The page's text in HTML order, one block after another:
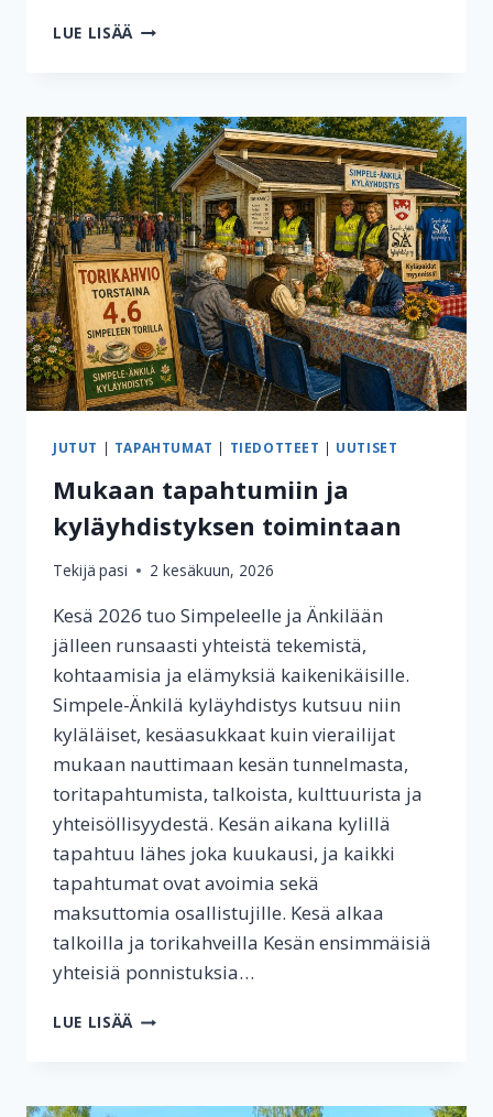
LUE LISÄÄ KESÄN
LAHJAIDEOITA
HIITOLANJOEN
KOSKIKAHVILASTA
JUTUT | TAPAHTUMAT | TIEDOTTEET | UUTISET
Mukaan tapahtumiin ja
kyläyhdistyksen toimintaan
Tekijä pasi 2 kesäkuun, 2026
Kesä 2026 tuo Simpeleelle ja Änkilään
jälleen runsaasti yhteistä tekemistä,
kohtaamisia ja elämyksiä kaikenikäisille.
Simpele-Änkilä kyläyhdistys kutsuu niin
kyläläiset, kesäasukkaat kuin vierailijat
mukaan nauttimaan kesän tunnelmasta,
toritapahtumista, talkoista, kulttuurista ja
yhteisöllisyydestä. Kesän aikana kylillä
tapahtuu lähes joka kuukausi, ja kaikki
tapahtumat ovat avoimia sekä
maksuttomia osallistujille. Kesä alkaa
talkoilla ja torikahveilla Kesän ensimmäisiä
yhteisiä ponnistuksia…
LUE LISÄÄ MUKAAN
TOIMINTAAN